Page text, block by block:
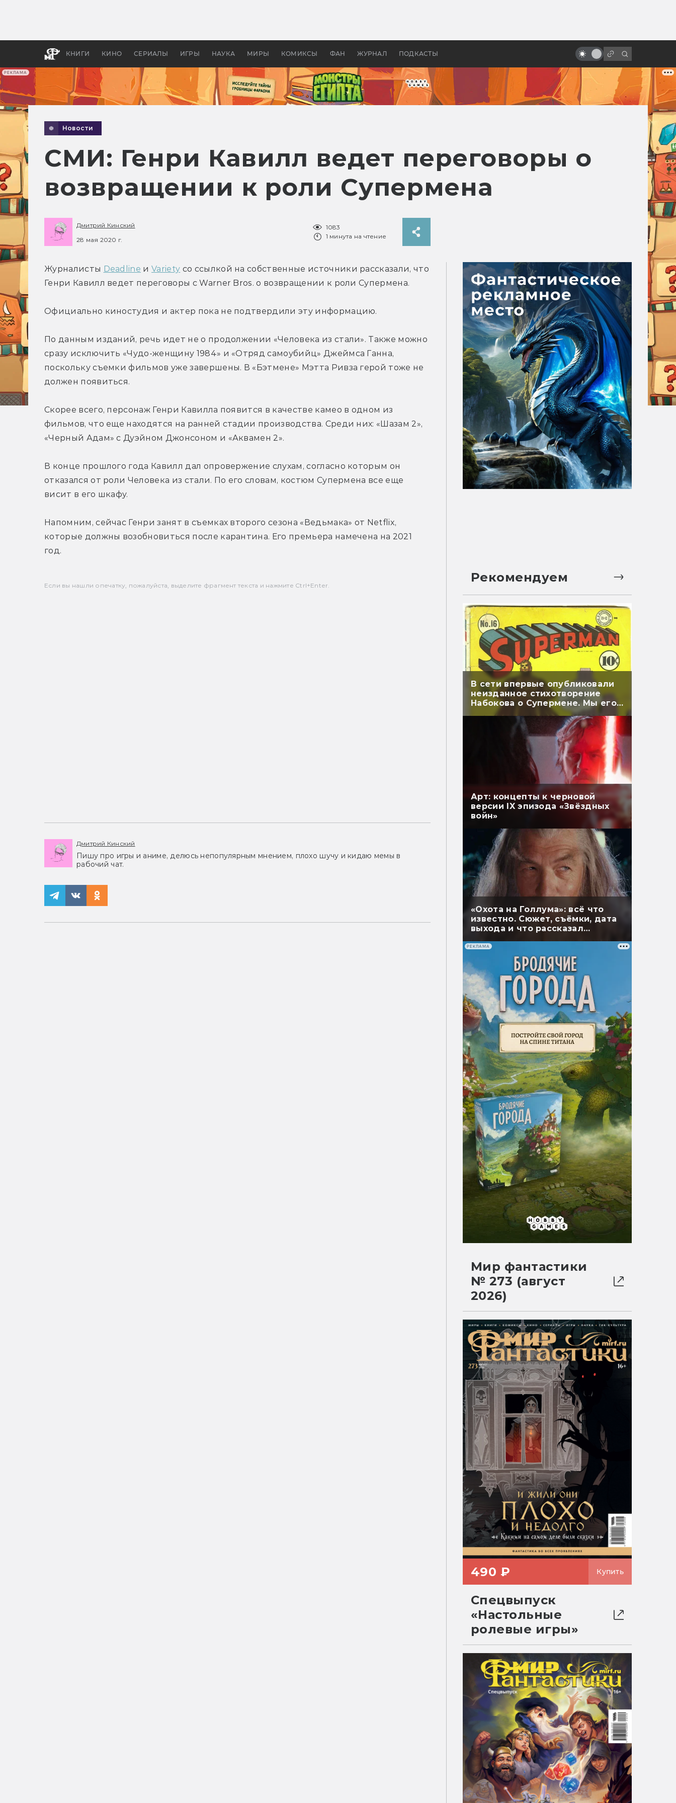
РЕКЛАМА
КНИГИ КИНО СЕРИАЛЫ ИГРЫ НАУКА МИРЫ КОМИКСЫ ФАН ЖУРНАЛ ПОДКАСТЫ
апокалипсис, в России —
бы «Властелина колец»
бояться
Новости
СМИ: Генри Кавилл ведет переговоры о
возвращении к роли Супермена
Дмитрий Кинский
28 мая 2020 г.
1083
1 минута на чтение
Журналисты Deadline и Variety со ссылкой на собственные источники рассказали, что
Генри Кавилл ведет переговоры с Warner Bros. о возвращении к роли Супермена.
Официально киностудия и актер пока не подтвердили эту информацию.
По данным изданий, речь идет не о продолжении «Человека из стали». Также можно
сразу исключить «Чудо-женщину 1984» и «Отряд самоубийц» Джеймса Ганна,
поскольку съемки фильмов уже завершены. В «Бэтмене» Мэтта Ривза герой тоже не
должен появиться.
Скорее всего, персонаж Генри Кавилла появится в качестве камео в одном из
фильмов, что еще находятся на ранней стадии производства. Среди них: «Шазам 2»,
«Черный Адам» с Дуэйном Джонсоном и «Аквамен 2».
В конце прошлого года Кавилл дал опровержение слухам, согласно которым он
отказался от роли Человека из стали. По его словам, костюм Супермена все еще
висит в его шкафу.
Напомним, сейчас Генри занят в съемках второго сезона «Ведьмака» от Netflix,
которые должны возобновиться после карантина. Его премьера намечена на 2021
год.
Если вы нашли опечатку, пожалуйста, выделите фрагмент текста и нажмите Ctrl+Enter.
Дмитрий Кинский
Пишу про игры и аниме, делюсь непопулярным мнением, плохо шучу и кидаю мемы в
рабочий чат.
Рекомендуем
В сети впервые опубликовали
неизданное стихотворение
Набокова о Супермене. Мы его
перевели
Арт: концепты к черновой
версии IX эпизода «Звёздных
войн»
«Охота на Голлума»: всё что
известно. Сюжет, съёмки, дата
выхода и что рассказал
РЕКЛАМА
Мир фантастики
№ 273 (август
2026)
490 ₽ Купить
Спецвыпуск
«Настольные
ролевые игры»